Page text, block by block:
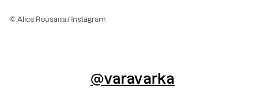
© Alice Rousana / Instagram
@varavarka